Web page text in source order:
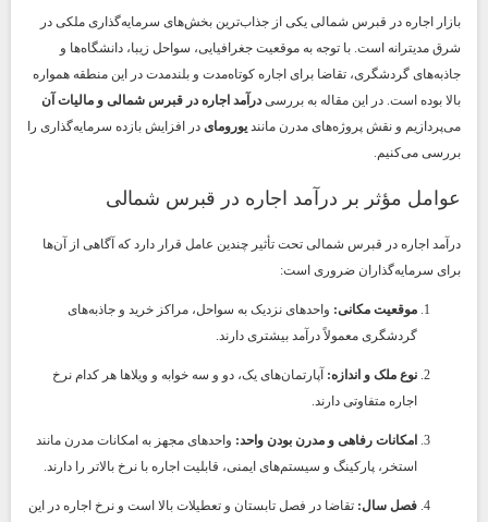
بازار اجاره در قبرس شمالی یکی از جذاب‌ترین بخش‌های سرمایه‌گذاری ملکی در
شرق مدیترانه است. با توجه به موقعیت جغرافیایی، سواحل زیبا، دانشگاه‌ها و
جاذبه‌های گردشگری، تقاضا برای اجاره کوتاه‌مدت و بلندمدت در این منطقه همواره
بالا بوده است. در این مقاله به بررسی درآمد اجاره در قبرس شمالی و مالیات آن
می‌پردازیم و نقش پروژه‌های مدرن مانند یورومای در افزایش بازده سرمایه‌گذاری را
بررسی می‌کنیم.
عوامل مؤثر بر درآمد اجاره در قبرس شمالی
درآمد اجاره در قبرس شمالی تحت تأثیر چندین عامل قرار دارد که آگاهی از آن‌ها
برای سرمایه‌گذاران ضروری است:
موقعیت مکانی: واحدهای نزدیک به سواحل، مراکز خرید و جاذبه‌های
گردشگری معمولاً درآمد بیشتری دارند.
نوع ملک و اندازه: آپارتمان‌های یک، دو و سه خوابه و ویلاها هر کدام نرخ
اجاره متفاوتی دارند.
امکانات رفاهی و مدرن بودن واحد: واحدهای مجهز به امکانات مدرن مانند
استخر، پارکینگ و سیستم‌های ایمنی، قابلیت اجاره با نرخ بالاتر را دارند.
فصل سال: تقاضا در فصل تابستان و تعطیلات بالا است و نرخ اجاره در این